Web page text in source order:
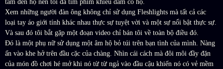
tâm đến họ nên tôi đã tìm phim khiêu dâm có họ.
Xem những người đàn ông không chỉ sử dụng Fleshlights mà tất cả các
loại tay áo giới tính khác nhau thực sự tuyệt vời và một sự nổi bật thực sự.
Và sau đó tôi bắt gặp một đoạn video chỉ bán tôi về toàn bộ điều đó.
Đó là một phụ nữ sử dụng một âm hộ bỏ túi trên bạn tình của mình. Nàng
ấn vào khe hở trên đầu cặc của chàng. Nhìn cái cách mà đôi môi đầy đặn
của món đồ chơi hé mở khi nó từ từ ngả vào đầu cậu khiến nó có vẻ mềm